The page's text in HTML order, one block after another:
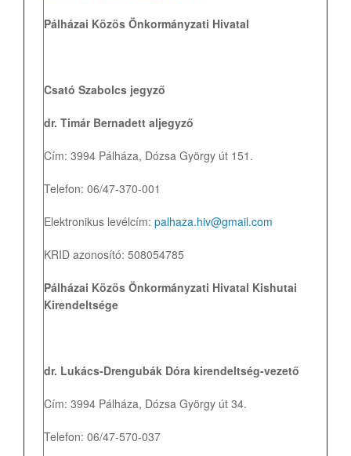
Pálházai Közös Önkormányzati Hivatal
Csató Szabolcs jegyző
dr. Timár Bernadett aljegyző
Cím: 3994 Pálháza, Dózsa György út 151.
Telefon: 06/47-370-001
Elektronikus levélcím: palhaza.hiv@gmail.com
KRID azonosító: 508054785
Pálházai Közös Önkormányzati Hivatal Kishutai
Kirendeltsége
dr. Lukács-Drengubák Dóra kirendeltség-vezető
Cím: 3994 Pálháza, Dózsa György út 34.
Telefon: 06/47-570-037